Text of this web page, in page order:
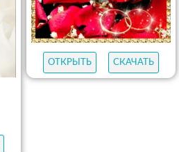
ОТКРЫТЬ СКАЧАТЬ